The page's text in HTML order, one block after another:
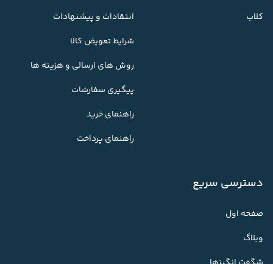
کلاب
انتقادات و پیشنهادات
شرایط تعویض کالا
روش های ارسالی و هزینه ها
پیگیری سفارشات
راهنمای خرید
راهنمای پرداخت
دسترسی سریع
صفحه اول
وبلاگ